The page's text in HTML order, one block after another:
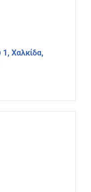
Χαλκίδα,